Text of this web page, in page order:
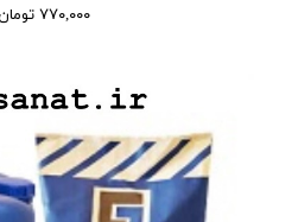
۷۷۰,۰۰۰ تومان